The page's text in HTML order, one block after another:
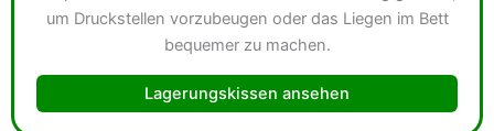
um Druckstellen vorzubeugen oder das Liegen im Bett
bequemer zu machen.
Lagerungskissen ansehen